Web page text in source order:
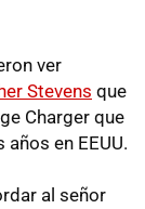
ver
Stevens que
Charger que
en EEUU.
al señor